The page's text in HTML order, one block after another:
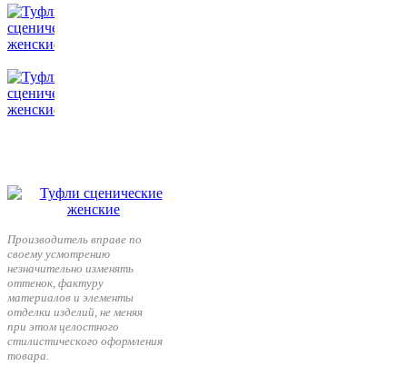
Производитель вправе по
своему усмотрению
незначительно изменять
оттенок, фактуру
материалов и элементы
отделки изделий, не меняя
при этом целостного
стилистического оформления
товара.